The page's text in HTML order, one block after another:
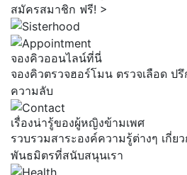
สมัครสมาชิก ฟรี! >
จองคิวออนไลน์ที่นี่
จองคิวตรวจฮอร์โมน ตรวจเลือด ป
ความลับ
เรื่องน่ารู้ของผู้หญิงข้ามเพศ
รวบรวมสาระองค์ความรู้ต่างๆ เกี่ย
พันธมิตรที่สนับสนุนเรา